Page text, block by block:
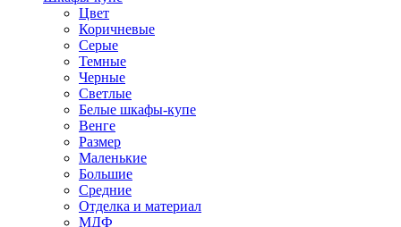
Цвет
Коричневые
Серые
Темные
Черные
Светлые
Белые шкафы-купе
Венге
Размер
Маленькие
Большие
Средние
Отделка и материал
МДФ